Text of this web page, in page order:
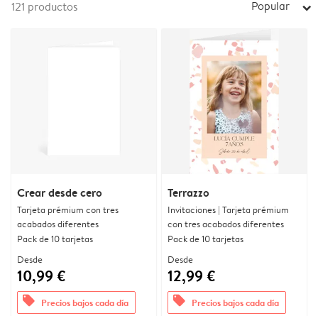
121 productos Popular arrow_right
Crear desde cero
Tarjeta prémium con tres
acabados diferentes
Pack de 10 tarjetas
Desde
10,99 €
offers Precios bajos cada día
Terrazzo
Invitaciones | Tarjeta prémium
con tres acabados diferentes
Pack de 10 tarjetas
Desde
12,99 €
offers Precios bajos cada día